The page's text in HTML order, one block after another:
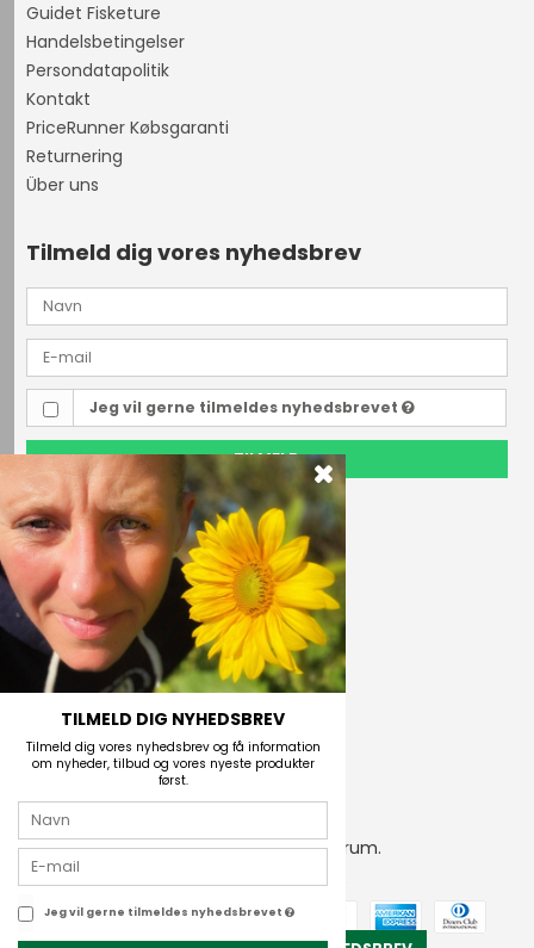
Guidet Fisketure
Handelsbetingelser
Persondatapolitik
Kontakt
PriceRunner Købsgaranti
Returnering
Über uns
Tilmeld dig vores nyhedsbrev
Jeg vil gerne tilmeldes nyhedsbrevet
TILMELD
Outdoor i Centrum
Perlegade 44
6400 Sønderborg, Danmark
Telefonnr.
(+45) 74 43 53 55
E-mail
2026 © Outdoor i Centrum.
TILMELD DIG NYHEDSBREV
Tilmeld dig vores nyhedsbrev og få information
om nyheder, tilbud og vores nyeste produkter
først.
Jeg vil gerne tilmeldes nyhedsbrevet